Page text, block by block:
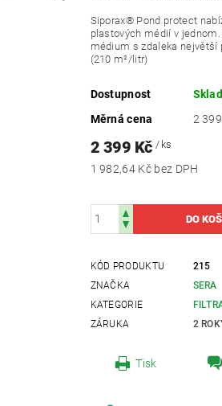
Siporax® Pond protect
plastových médií v
médium s zdaleka
(210 m²/litr)
Dostupnost
Měrná cena
2
2 399 Kč/ ks
1 982,64 Kč bez DPH
KÓD PRODUKTU
215
ZNAČKA
SERA
KATEGORIE
ZÁRUKA
2
Tisk